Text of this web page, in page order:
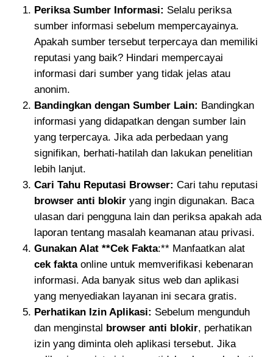
Periksa Sumber Informasi: Selalu periksa
sumber informasi sebelum mempercayainya.
Apakah sumber tersebut terpercaya dan memiliki
reputasi yang baik? Hindari mempercayai
informasi dari sumber yang tidak jelas atau
anonim.
Bandingkan dengan Sumber Lain: Bandingkan
informasi yang didapatkan dengan sumber lain
yang terpercaya. Jika ada perbedaan yang
signifikan, berhati-hatilah dan lakukan penelitian
lebih lanjut.
Cari Tahu Reputasi Browser: Cari tahu reputasi
browser anti blokir yang ingin digunakan. Baca
ulasan dari pengguna lain dan periksa apakah ada
laporan tentang masalah keamanan atau privasi.
Gunakan Alat **Cek Fakta:** Manfaatkan alat
cek faktaonline untuk memverifikasi kebenaran
informasi. Ada banyak situs web dan aplikasi
yang menyediakan layanan ini secara gratis.
Perhatikan Izin Aplikasi: Sebelum mengunduh
dan menginstal browser anti blokir, perhatikan
izin yang diminta oleh aplikasi tersebut. Jika